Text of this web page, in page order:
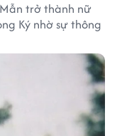
trở thành nữ
Ký nhờ sự thông